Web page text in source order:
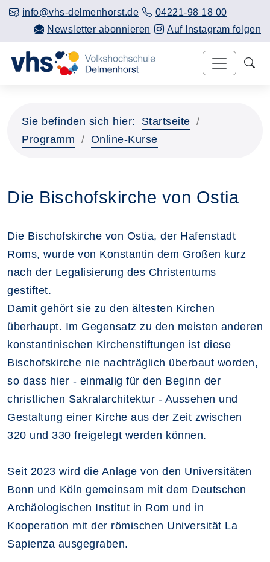
info@vhs-delmenhorst.de
04221-98 18 00
Newsletter abonnieren
Auf Instagram folgen
Sie befinden sich hier:
Startseite
Programm
Online-Kurse
Die Bischofskirche von Ostia
Die Bischofskirche von Ostia, der Hafenstadt
Roms, wurde von Konstantin dem Großen kurz
nach der Legalisierung des Christentums
gestiftet.
Damit gehört sie zu den ältesten Kirchen
überhaupt. Im Gegensatz zu den meisten anderen
konstantinischen Kirchenstiftungen ist diese
Bischofskirche nie nachträglich überbaut worden,
so dass hier - einmalig für den Beginn der
christlichen Sakralarchitektur - Aussehen und
Gestaltung einer Kirche aus der Zeit zwischen
320 und 330 freigelegt werden können.
Seit 2023 wird die Anlage von den Universitäten
Bonn und Köln gemeinsam mit dem Deutschen
Archäologischen Institut in Rom und in
Kooperation mit der römischen Universität La
Sapienza ausgegraben.